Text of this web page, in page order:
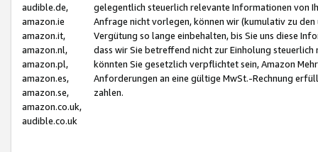
audible.de,
amazon.ie
amazon.it,
amazon.nl,
amazon.pl,
amazon.es,
amazon.se,
amazon.co.uk,
audible.co.uk
gelegentlich steuerlich relevante Informationen von
Anfrage nicht vorlegen, können wir (kumulativ zu
Vergütung so lange einbehalten, bis Sie uns diese
dass wir Sie betreffend nicht zur Einholung
könnten Sie gesetzlich verpflichtet sein, Amazon
Anforderungen an eine gültige MwSt.-Rechnung
zahlen.